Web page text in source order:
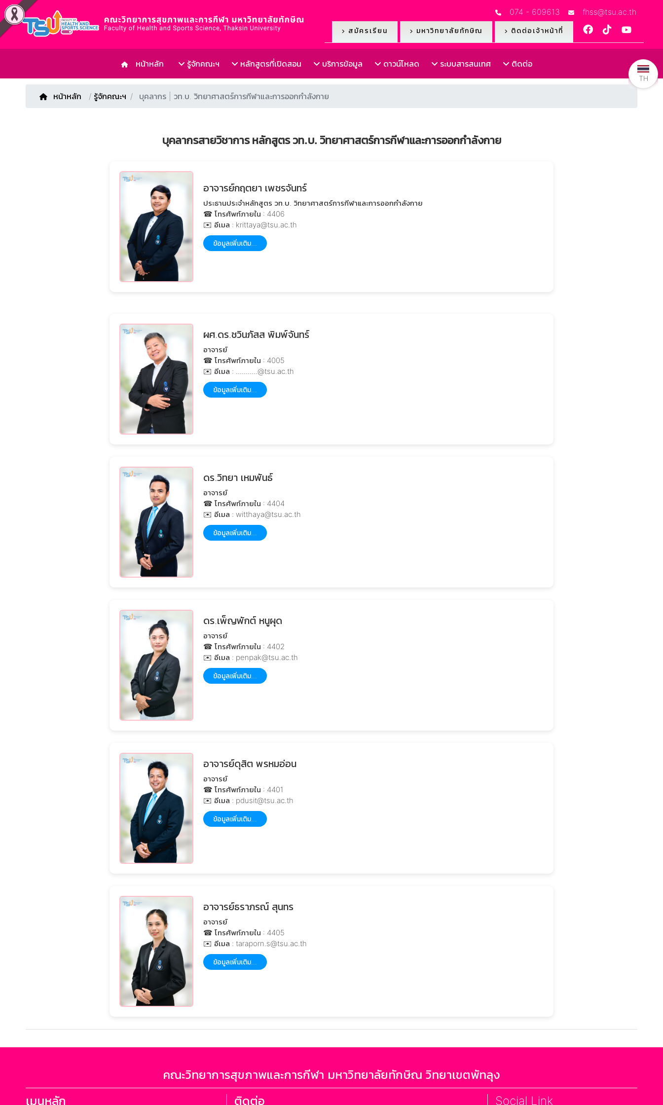
074 - 609613 fhss@tsu.ac.th
สมัครเรียน มหาวิทยาลัยทักษิณ ติดต่อเจ้าหน้าที่
หน้าหลัก รู้จักคณะฯ หลักสูตรที่เปิดสอน บริการข้อมูล ดาวน์โหลด ระบบสารสนเทศ ติดต่อ
หน้าหลัก / รู้จักคณะฯ บุคลากร | วท.บ. วิทยาศาสตร์การกีฬาและการออกกำลังกาย
บุคลากรสายวิชาการ หลักสูตร วท.บ. วิทยาศาสตร์การกีฬาและการออกกำลังกาย
อาจารย์กฤตยา เพชรจันทร์
ประธานประจำหลักสูตร วท.บ. วิทยาศาสตร์การกีฬาและการออกกำลังกาย
☎ โทรศัพท์ภายใน : 4406
✉️ อีเมล : krittaya@tsu.ac.th
ข้อมูลเพิ่มเติม...
ผศ.ดร.ชวินภัสส พิมพ์จันทร์
อาจารย์
☎ โทรศัพท์ภายใน : 4005
✉️ อีเมล : ...........@tsu.ac.th
ข้อมูลเพิ่มเติม...
ดร.วิทยา เหมพันธ์
อาจารย์
☎ โทรศัพท์ภายใน : 4404
✉️ อีเมล : witthaya@tsu.ac.th
ข้อมูลเพิ่มเติม...
ดร.เพ็ญพักต์ หนูผุด
อาจารย์
☎ โทรศัพท์ภายใน : 4402
✉️ อีเมล : penpak@tsu.ac.th
ข้อมูลเพิ่มเติม...
อาจารย์ดุสิต พรหมอ่อน
อาจารย์
☎ โทรศัพท์ภายใน : 4401
✉️ อีเมล : pdusit@tsu.ac.th
ข้อมูลเพิ่มเติม...
อาจารย์ธราภรณ์ สุนทร
อาจารย์
☎ โทรศัพท์ภายใน : 4405
✉️ อีเมล : taraporn.s@tsu.ac.th
ข้อมูลเพิ่มเติม...
คณะวิทยาการสุขภาพและการกีฬา มหาวิทยาลัยทักษิณ วิทยาเขตพัทลุง
เมนูหลัก
ติดต่อ Social Link
TH